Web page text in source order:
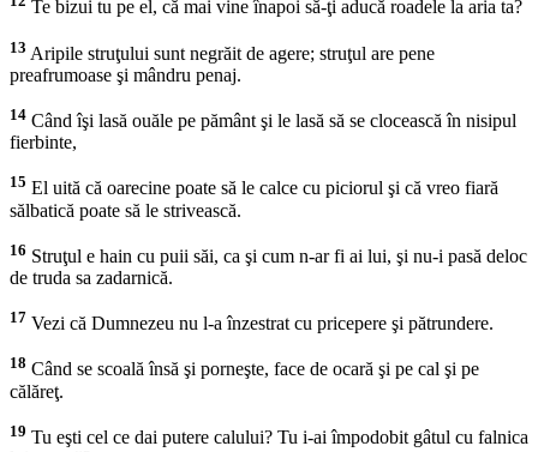
Te bizui tu pe el, că mai vine înapoi să-ţi aducă roadele la aria ta?
13 Aripile struţului sunt negrăit de agere; struţul are pene
preafrumoase şi mândru penaj.
14 Când îşi lasă ouăle pe pământ şi le lasă să se clocească în nisipul
fierbinte,
15 El uită că oarecine poate să le calce cu piciorul şi că vreo fiară
sălbatică poate să le strivească.
16 Struţul e hain cu puii săi, ca şi cum n-ar fi ai lui, şi nu-i pasă deloc
de truda sa zadarnică.
17 Vezi că Dumnezeu nu l-a înzestrat cu pricepere şi pătrundere.
18 Când se scoală însă şi porneşte, face de ocară şi pe cal şi pe
călăreţ.
19 Tu eşti cel ce dai putere calului? Tu i-ai împodobit gâtul cu falnica